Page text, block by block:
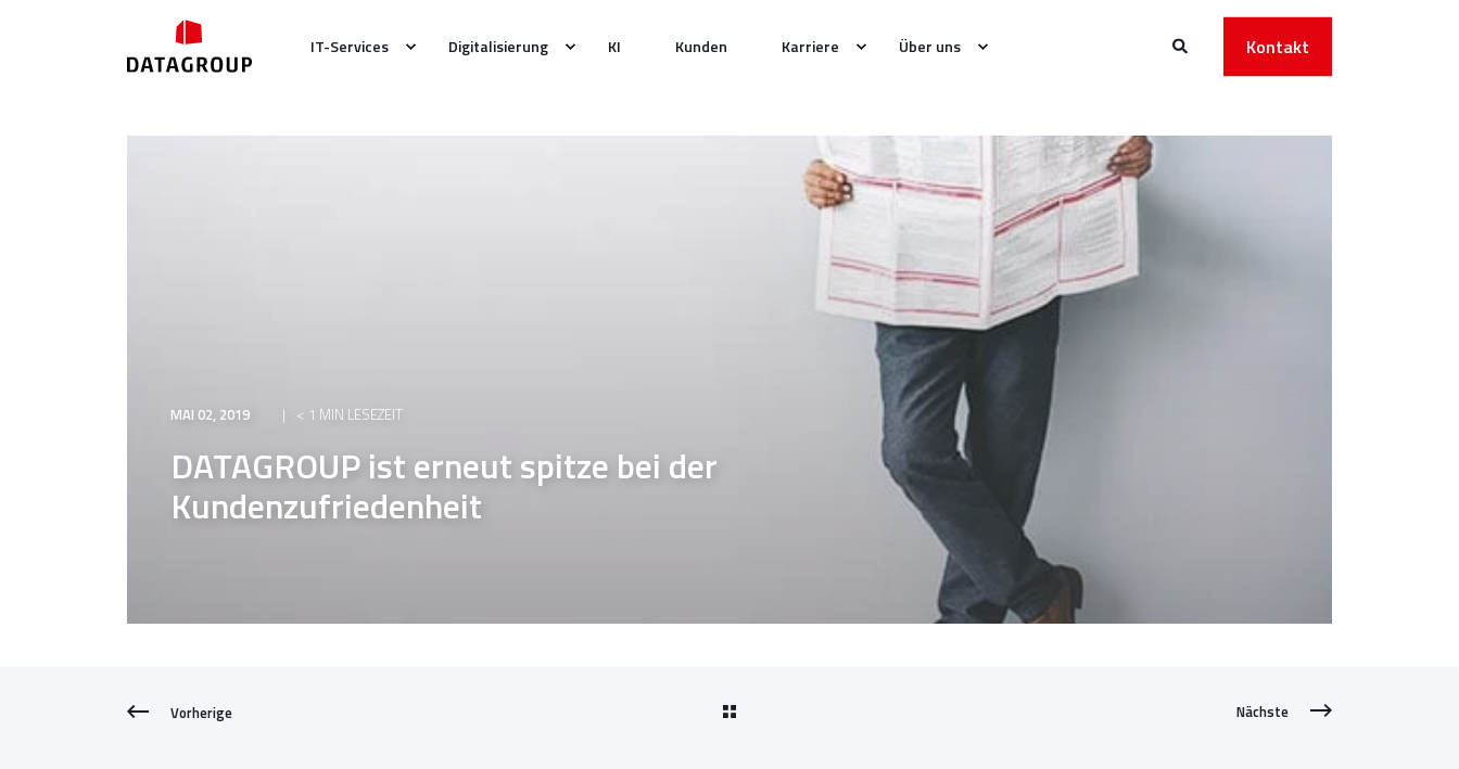
IT-Services Digitalisierung KI Kunden Karriere Über uns Kontakt
MAI 02, 2019 < 1 MIN LESEZEIT
DATAGROUP ist erneut spitze bei der
Kundenzufriedenheit
Vorherige Nächste